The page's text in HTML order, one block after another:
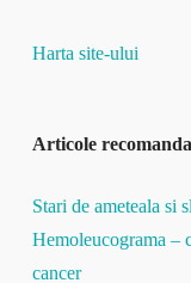
Harta site-ului
Articole
Stari de ameteala si
Hemoleucograma –
cancer